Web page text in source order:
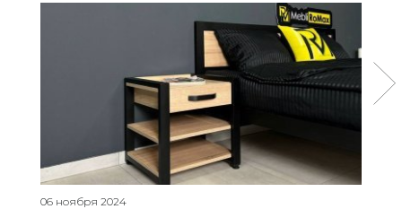
06 ноября 2024